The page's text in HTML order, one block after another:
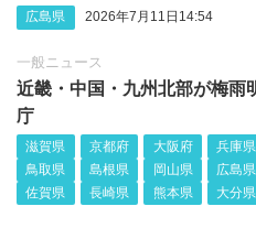
広島県 2026年7月11日14:54
一般ニュース
近畿・中国・九州北部が梅雨
庁
滋賀県 京都府 大阪府 兵庫県
鳥取県
島根県 岡山県 広島県
佐賀県
長崎県 熊本県 大分県